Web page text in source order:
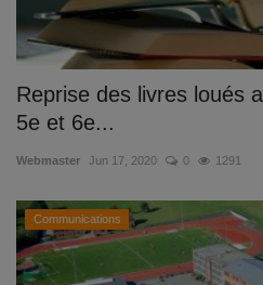
Reprise des livres loués
5e et 6e...
Webmaster Jun 17, 2020 0 1291
Communications